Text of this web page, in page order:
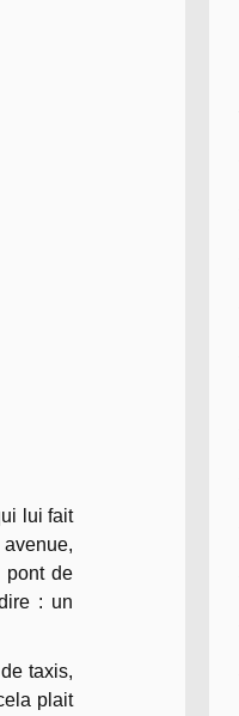
lui fait
pont de
: un
taxis,
plait